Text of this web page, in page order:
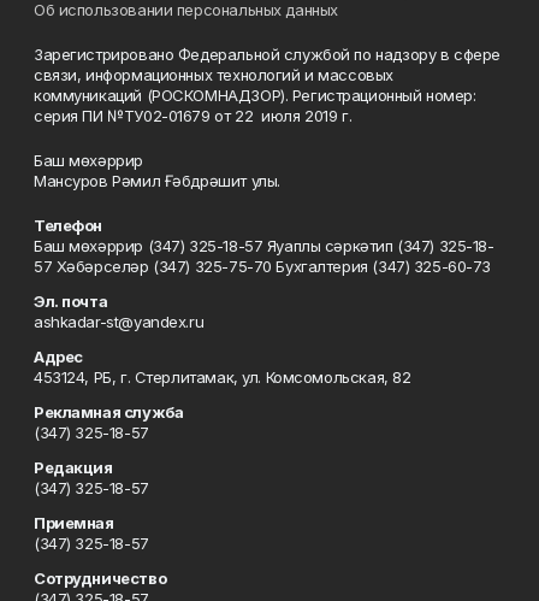
Об использовании персональных данных
Зарегистрировано Федеральной службой по надзору в сфере
связи, информационных технологий и массовых
коммуникаций (РОСКОМНАДЗОР). Регистрационный номер:
серия ПИ №ТУ02-01679 от 22 июля 2019 г.
Баш мөхәррир
Мансуров Рәмил Ғәбдрәшит улы.
Телефон
Баш мөхәррир (347) 325-18-57 Яуаплы сәркәтип (347) 325-18-
57 Хәбәрселәр (347) 325-75-70 Бухгалтерия (347) 325-60-73
Эл. почта
ashkadar-st@yandex.ru
Адрес
453124, РБ, г. Стерлитамак, ул. Комсомольская, 82
Рекламная служба
(347) 325-18-57
Редакция
(347) 325-18-57
Приемная
(347) 325-18-57
Сотрудничество